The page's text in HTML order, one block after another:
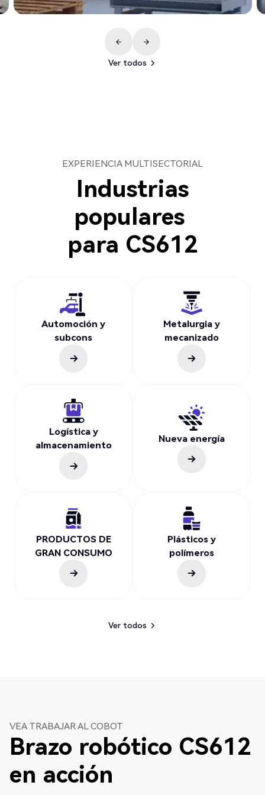
Ver todos
EXPERIENCIA MULTISECTORIAL
Industrias
populares
para CS612
Automoción y
subcons
Metalurgia y
mecanizado
Logística y
almacenamiento
Nueva energía
PRODUCTOS DE
GRAN CONSUMO
Plásticos y
polímeros
Ver todos
VEA TRABAJAR AL COBOT
Brazo robótico CS612
en acción